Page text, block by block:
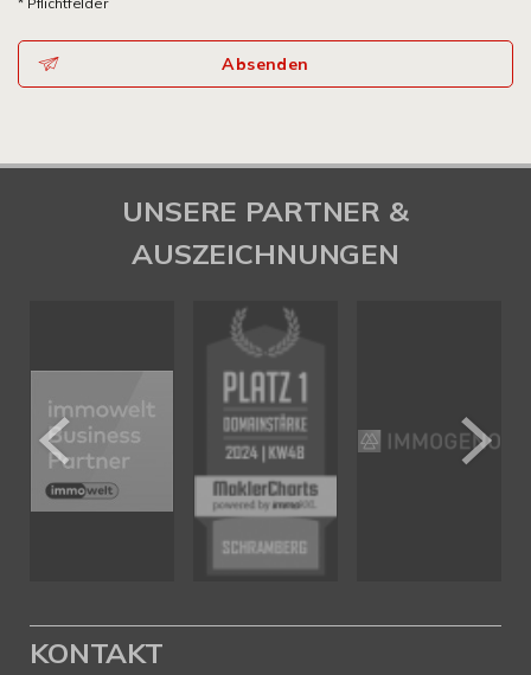
Absenden
UNSERE PARTNER &
AUSZEICHNUNGEN
KONTAKT